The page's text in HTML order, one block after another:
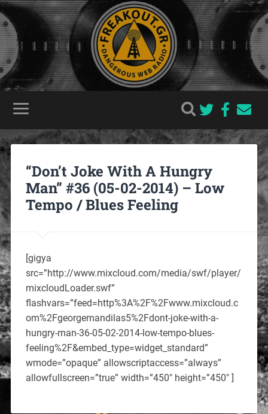
“Don’t Joke With A Hungry
Man” #36 (05-02-2014) – Low
Tempo / Blues Feeling
[gigya
src=”http://www.mixcloud.com/media/swf/player/
mixcloudLoader.swf”
flashvars=”feed=http%3A%2F%2Fwww.mixcloud.c
om%2Fgeorgemandilas5%2Fdont-joke-with-a-
hungry-man-36-05-02-2014-low-tempo-blues-
feeling%2F&embed_type=widget_standard”
wmode=”opaque” allowscriptaccess=”always”
allowfullscreen=”true” width=”450″ height=”450″ ]